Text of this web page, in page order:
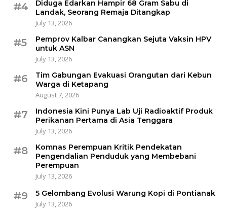
#4
Diduga Edarkan Hampir 68 Gram Sabu di
Landak, Seorang Remaja Ditangkap
July 13, 2026
#5
Pemprov Kalbar Canangkan Sejuta Vaksin HPV
untuk ASN
July 13, 2026
#6
Tim Gabungan Evakuasi Orangutan dari Kebun
Warga di Ketapang
August 7, 2026
#7
Indonesia Kini Punya Lab Uji Radioaktif Produk
Perikanan Pertama di Asia Tenggara
July 13, 2026
#8
Komnas Perempuan Kritik Pendekatan
Pengendalian Penduduk yang Membebani
Perempuan
July 13, 2026
#9
5 Gelombang Evolusi Warung Kopi di Pontianak
July 13, 2026